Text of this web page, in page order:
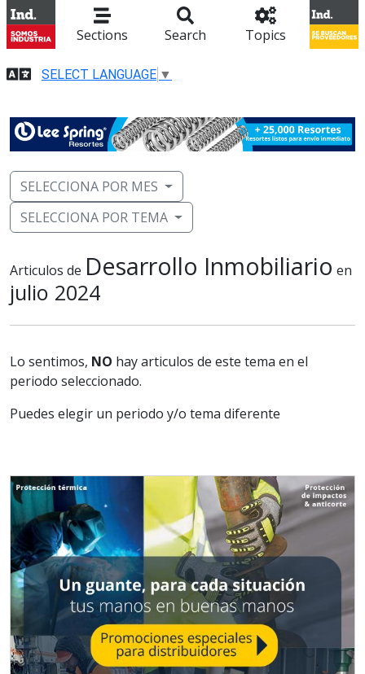
Sections Search Topics
SELECT LANGUAGE ▼
SELECCIONA POR MES
SELECCIONA POR TEMA
Articulos de Desarrollo Inmobiliario en
julio 2024
Lo sentimos, NO hay articulos de este tema en el
periodo seleccionado.
Puedes elegir un periodo y/o tema diferente